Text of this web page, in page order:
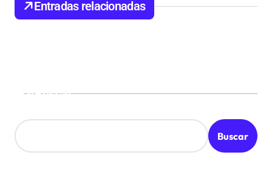
d
a
Entradas relacionadas
Buscar
Buscar